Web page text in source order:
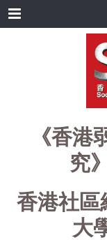
Menu
《香
究
香港社區
大